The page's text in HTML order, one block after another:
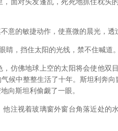
的敏捷动作，使熹微的晨光，透
，挡住太阳的光线，禁不住喊道
佛地球上空的太阳将会使他双
候中整整生活了十年。斯坦利奔
向斯坦利偷觑了一眼。
视着玻璃窗外窗台角落近处的